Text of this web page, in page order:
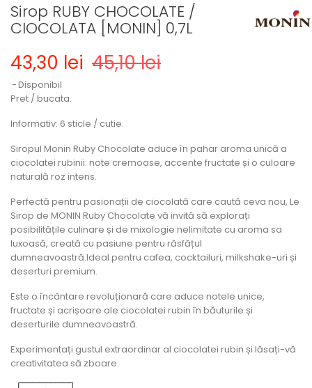
Sirop RUBY CHOCOLATE /
CIOCOLATA [MONIN] 0,7L
43,30 lei 45,10 lei
Disponibil
Pret / bucata.
Informativ: 6 sticle / cutie.
Siropul Monin Ruby Chocolate aduce în pahar aroma unică a
ciocolatei rubinii: note cremoase, accente fructate și o culoare
naturală roz intens.
Perfectă pentru pasionații de ciocolată care caută ceva nou, Le
Sirop de MONIN Ruby Chocolate vă invită să explorați
posibilitățile culinare și de mixologie nelimitate cu aroma sa
luxoasă, creată cu pasiune pentru răsfățul
dumneavoastră.Ideal pentru cafea, cocktailuri, milkshake-uri și
deserturi premium.
Este o încântare revoluționară care aduce notele unice,
fructate și acrișoare ale ciocolatei rubin în băuturile și
deserturile dumneavoastră.
Experimentați gustul extraordinar al ciocolatei rubin și lăsați-vă
creativitatea să zboare.